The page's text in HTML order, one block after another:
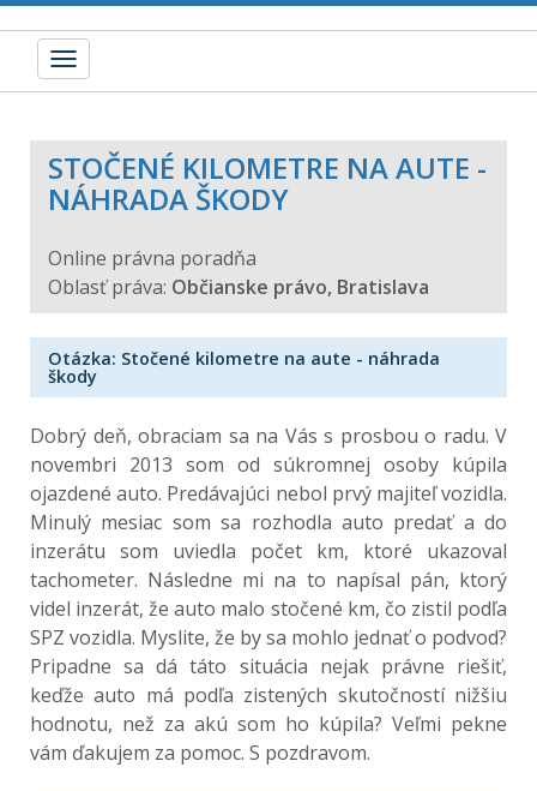
Toggle
navigation
STOČENÉ KILOMETRE NA AUTE -
NÁHRADA ŠKODY
Online právna poradňa
Oblasť práva: Občianske právo, Bratislava
Otázka: Stočené kilometre na aute - náhrada
škody
Dobrý deň, obraciam sa na Vás s prosbou o radu. V
novembri 2013 som od súkromnej osoby kúpila
ojazdené auto. Predávajúci nebol prvý majiteľ vozidla.
Minulý mesiac som sa rozhodla auto predať a do
inzerátu som uviedla počet km, ktoré ukazoval
tachometer. Následne mi na to napísal pán, ktorý
videl inzerát, že auto malo stočené km, čo zistil podľa
SPZ vozidla. Myslite, že by sa mohlo jednať o podvod?
Pripadne sa dá táto situácia nejak právne riešiť,
keďže auto má podľa zistených skutočností nižšiu
hodnotu, než za akú som ho kúpila? Veľmi pekne
vám ďakujem za pomoc. S pozdravom.